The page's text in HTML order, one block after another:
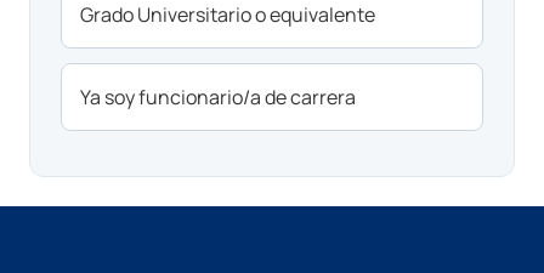
Grado Universitario o equivalente
Ya soy funcionario/a de carrera